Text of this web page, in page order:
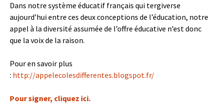
Dans notre système éducatif français qui tergiverse
aujourd’hui entre ces deux conceptions de l’éducation, notre
appel à la diversité assumée de l’offre éducative n’est donc
que la voix de la raison.
Pour en savoir plus
: http://appelecolesdifferentes.blogspot.fr/
Pour signer, cliquez ici.